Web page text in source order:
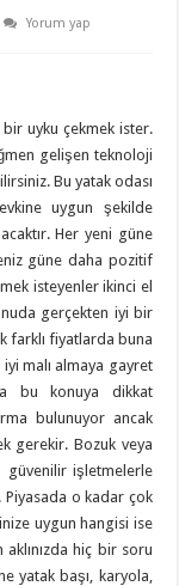
Yorum yap
uyku çekmek ister.
gelişen teknoloji
Bu yatak odası
uygun şekilde
Her yeni güne
güne daha pozitif
isteyenler ikinci el
gerçekten iyi bir
farklı fiyatlarda buna
malı almaya gayret
bu konuya dikkat
bulunuyor ancak
gerekir. Bozuk veya
güvenilir işletmelerle
Piyasada o kadar çok
uygun hangisi ise
aklınızda hiç bir soru
yatak başı, karyola,